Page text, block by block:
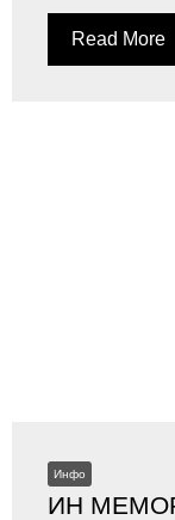
Read More
Инфо
ИН